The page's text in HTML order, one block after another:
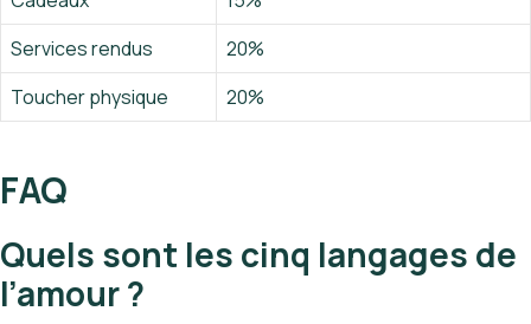
Services rendus
20%
Toucher physique
20%
FAQ
Quels sont les cinq langages de
l’amour ?